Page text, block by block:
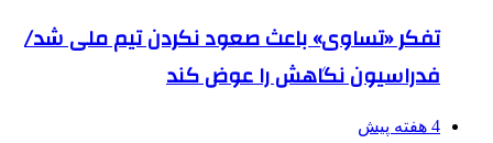
تفکر «تساوی» باعث صعود نکردن تیم ملی شد/
فدراسیون نگاهش را عوض کند
4 هفته پیش